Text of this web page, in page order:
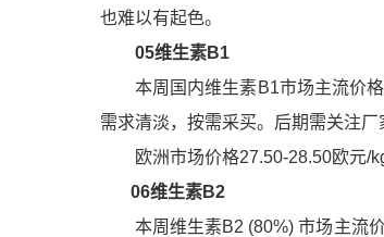
也难以有起色。
05维生素B1
本周国内维生素B1市场主流价
需求清淡，按需采买。后期需关注
欧洲市场价格27.50-28.50欧元/
06维生素B2
本周维生素B2 (80%) 市场主流